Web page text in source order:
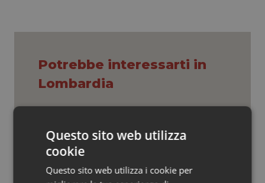
Veneto
Oncoematologia
Oncologia & Nutrizione
Quotidiano Chirurgia
Potrebbe interessarti in
Lombardia
d’attesa e sanità territoriale.
Bertolaso: “Sistema più vicino ai
cittadini”
Lombardia. Al via il soccorso sanitario
Questo sito web utilizza
cookie
Questo sito web utilizza i cookie per